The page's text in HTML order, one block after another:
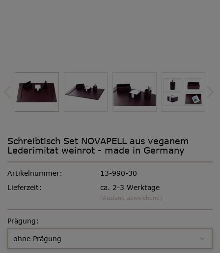
Schreibtisch Set NOVAPELL aus veganem
Lederimitat weinrot - made in Germany
Artikelnummer:
13-990-30
Lieferzeit:
ca. 2-3 Werktage
(Ausland abweichend)
Prägung: